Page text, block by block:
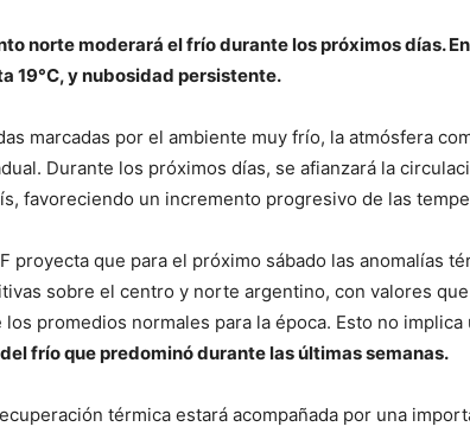
norte moderará el frío durante los próximos días.
19°C, y nubosidad persistente.
marcadas por el ambiente muy frío, la atmósfera
Durante los próximos días, se afianzará la
favoreciendo un incremento progresivo de las
proyecta que para el próximo sábado las anomalías
sobre el centro y norte argentino, con valores
los promedios normales para la época. Esto no
frío que predominó durante las últimas semanas.
térmica estará acompañada por una